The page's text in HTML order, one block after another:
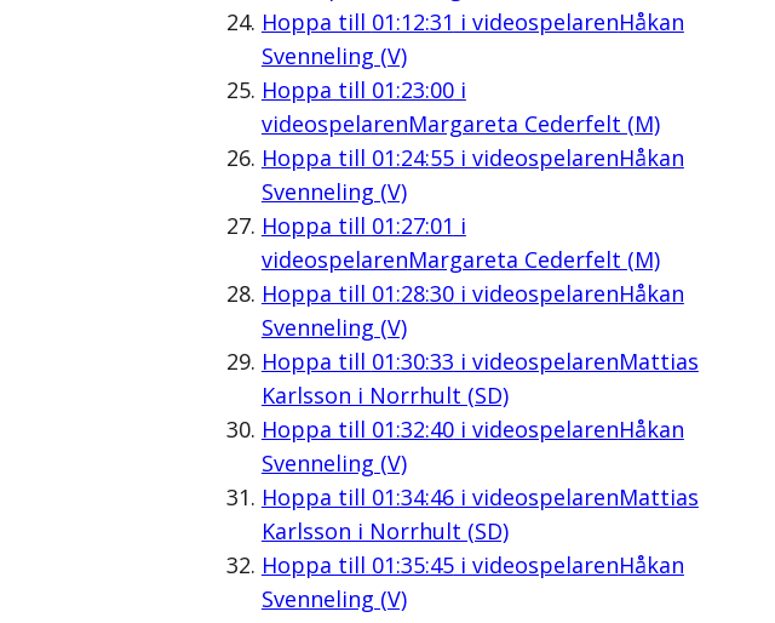
Hoppa till 01:12:31 i videospelarenHåkan
Svenneling (V)
Hoppa till 01:23:00i
videospelarenMargareta Cederfelt (M)
Hoppa till 01:24:55i videospelarenHåkan
Svenneling (V)
Hoppa till 01:27:01 i
videospelarenMargareta Cederfelt (M)
Hoppa till 01:28:30i videospelarenHåkan
Svenneling (V)
Hoppa till 01:30:33 i videospelarenMattias
Karlsson i Norrhult (SD)
Hoppa till 01:32:40i videospelarenHåkan
Svenneling (V)
Hoppa till 01:34:46i videospelarenMattias
Karlsson i Norrhult (SD)
Hoppa till 01:35:45i videospelarenHåkan
Svenneling (V)